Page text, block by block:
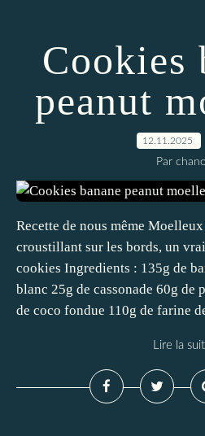
Cookies
peanut
12.11.2025
Par chanol
Recette de nous même
croustillant sur les bords, un
cookies Ingredients : 135g de
blanc 25g de cassonade 60g de
de coco fondue 110g de farine
Lire la